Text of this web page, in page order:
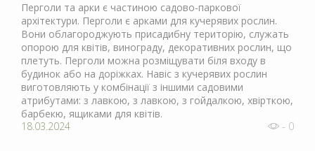
Перголи та арки є частиною садово-паркової
архітектури. Перголи є арками для кучерявих рослин.
Вони облагороджують присадибну територію, служать
опорою для квітів, винограду, декоративних рослин, що
плетуть. Перголи можна розміщувати біля входу в
будинок або на доріжках. Навіс з кучерявих рослин
виготовляють у комбінації з іншими садовими
атрибутами: з лавкою, з лавкою, з гойдалкою, хвірткою,
барбекю, ящиками для квітів.
18.03.2024
- 0